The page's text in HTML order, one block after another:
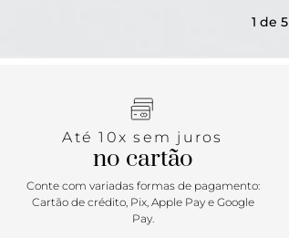
1 de 5
Até 10x sem juros
no cartão
Conte com variadas formas de pagamento:
Cartão de crédito, Pix, Apple Pay e Google
Pay.